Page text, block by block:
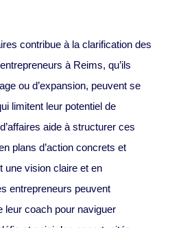
contribue à la clarification des
à Reims, qu’ils
ou d’expansion, peuvent se
limitent leur potentiel de
aide à structurer ces
plans d’action concrets et
une vision claire et en
entrepreneurs peuvent
leur coach pour naviguer